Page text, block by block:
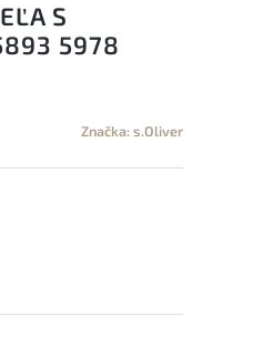
S
5978
Značka:s.Oliver